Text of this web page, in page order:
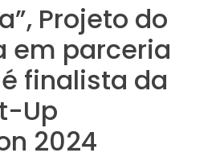
Projeto do
em parceria
finalista da
Up
2024